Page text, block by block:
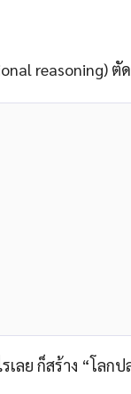
reasoning) ตั
ย ก็สร้าง “โลกป